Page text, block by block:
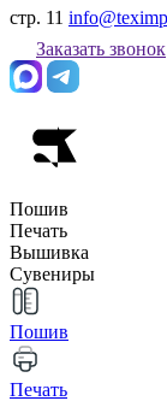
стр. 11
Заказать звонок
Пошив
Печать
Вышивка
Сувениры
Пошив
Печать